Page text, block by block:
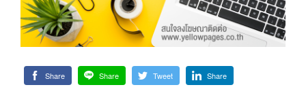
Share Share Tweet Share